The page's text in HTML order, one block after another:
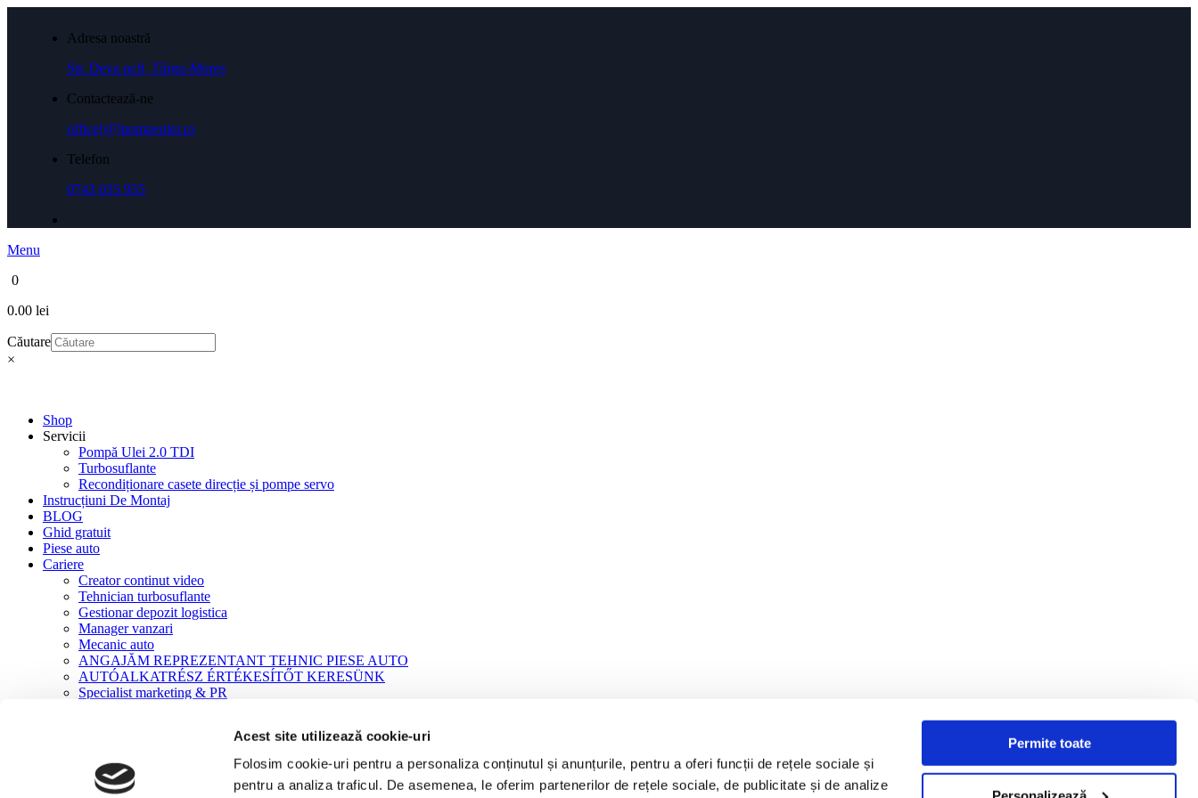
Acest site utilizează cookie-uri
Folosim cookie-uri pentru a personaliza conținutul și anunțurile, pentru a oferi funcții de rețele sociale și
pentru a analiza traficul. De asemenea, le oferim partenerilor de rețele sociale, de publicitate și de analize
Permite toate
Adresa noastră
Str. Deva nr.8, Târgu-Mureș
Contactează-ne
office[@]pompeulei.ro
Telefon
0743 035 955
Menu
0
0.00 lei
Căutare
×
Shop
Servicii
Pompă Ulei 2.0 TDI
Turbosuflante
Recondiționare casete direcție și pompe servo
Instrucțiuni De Montaj
BLOG
Ghid gratuit
Piese auto
Cariere
Creator continut video
Tehnician turbosuflante
Gestionar depozit logistica
Manager vanzari
Mecanic auto
ANGAJĂM REPREZENTANT TEHNIC PIESE AUTO
AUTÓALKATRÉSZ ÉRTÉKESÍTŐT KERESÜNK
Specialist marketing & PR
Turbosuflante NOI
DAF 85 CF, 95 XF XF250/280